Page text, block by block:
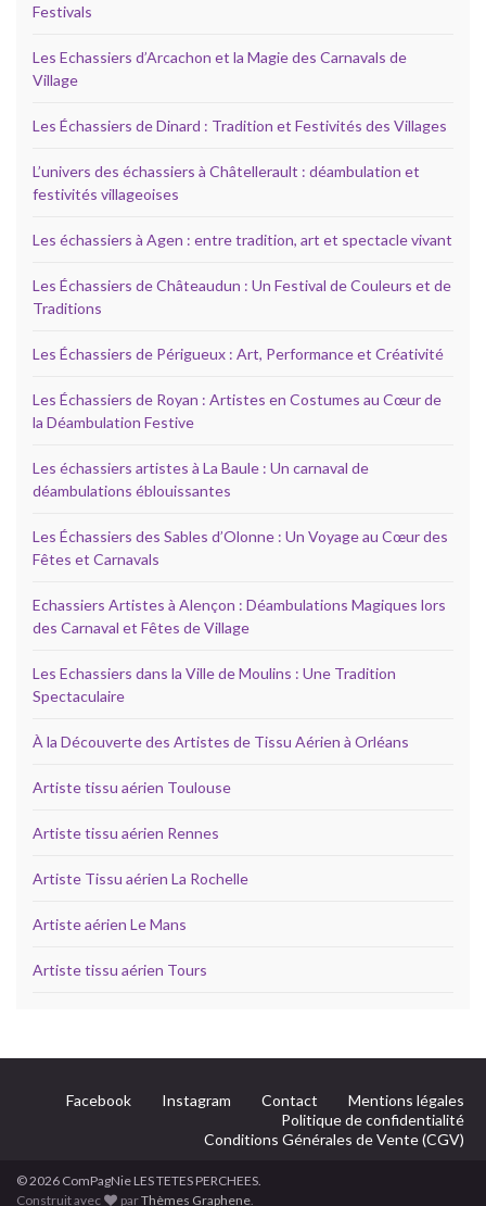
Festivals
Les Echassiers d’Arcachon et la Magie des Carnavals de
Village
Les Échassiers de Dinard : Tradition et Festivités des Villages
L’univers des échassiers à Châtellerault : déambulation et
festivités villageoises
Les échassiers à Agen : entre tradition, art et spectacle vivant
Les Échassiers de Châteaudun : Un Festival de Couleurs et de
Traditions
Les Échassiers de Périgueux : Art, Performance et Créativité
Les Échassiers de Royan : Artistes en Costumes au Cœur de
la Déambulation Festive
Les échassiers artistes à La Baule : Un carnaval de
déambulations éblouissantes
Les Échassiers des Sables d’Olonne : Un Voyage au Cœur des
Fêtes et Carnavals
Echassiers Artistes à Alençon : Déambulations Magiques lors
des Carnaval et Fêtes de Village
Les Echassiers dans la Ville de Moulins : Une Tradition
Spectaculaire
À la Découverte des Artistes de Tissu Aérien à Orléans
Artiste tissu aérien Toulouse
Artiste tissu aérien Rennes
Artiste Tissu aérien La Rochelle
Artiste aérien Le Mans
Artiste tissu aérien Tours
Facebook Instagram Contact
Mentions légales
Politique de confidentialité
Conditions Générales de Vente (CGV)
© 2026 ComPagNie LES TETES PERCHEES.
Construit avec
parThèmes Graphene.